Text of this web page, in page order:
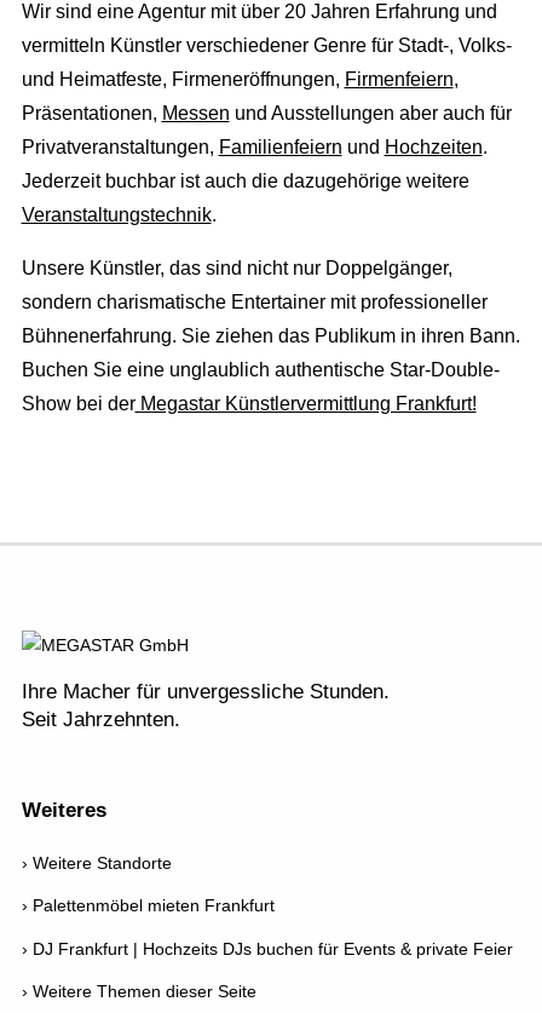
Richtungsweisend
Newsletter
AGB
Wir sind eine Agentur mit über 20 Jahren Erfahrung und
vermitteln Künstler verschiedener Genre für Stadt-, Volks-
und Heimatfeste, Firmeneröffnungen, Firmenfeiern,
Präsentationen, Messen und Ausstellungen aber auch für
Privatveranstaltungen, Familienfeiern und Hochzeiten.
Jederzeit buchbar ist auch die dazugehörige weitere
Veranstaltungstechnik.
Unsere Künstler, das sind nicht nur Doppelgänger,
sondern charismatische Entertainer mit professioneller
Bühnenerfahrung. Sie ziehen das Publikum in ihren Bann.
Buchen Sie eine unglaublich authentische Star-Double-
Show bei derMegastar Künstlervermittlung Frankfurt!
Ihre Macher für unvergessliche Stunden.
Seit Jahrzehnten.
Weiteres
Weitere Standorte
Palettenmöbel mieten Frankfurt
DJ Frankfurt | Hochzeits DJs buchen für Events & private Feier
Weitere Themen dieser Seite